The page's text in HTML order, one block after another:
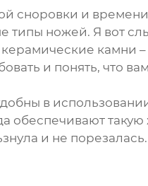
сноровки и
типы ножей. Я вот
камни
и понять, что
в
обеспечивают такую
и не